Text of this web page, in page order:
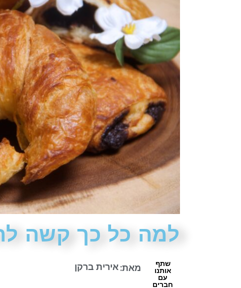
למה כל כך קשה
שתף
אותנו
עם
חברים
מאת: אירית ברקן